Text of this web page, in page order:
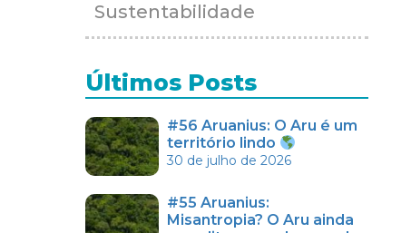
Sustentabilidade
Últimos Posts
#56 Aruanius: O Aru é um
território lindo
30 de julho de 2026
#55 Aruanius:
Misantropia? O Aru ainda